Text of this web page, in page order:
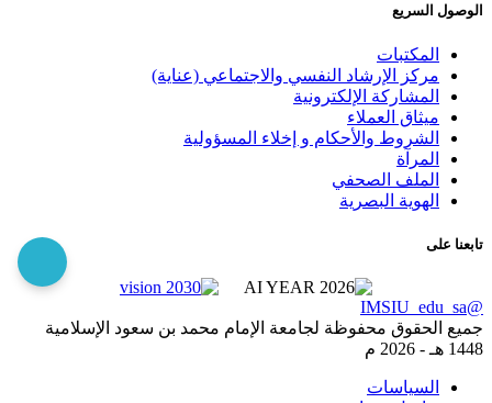
الوصول السريع
المكتبات
مركز الإرشاد النفسي والاجتماعي (عناية)
المشاركة الإلكترونية
ميثاق العملاء
الشروط والأحكام و إخلاء المسؤولية
المرآة
الملف الصحفي
الهوية البصرية
تابعنا على
@IMSIU_edu_sa
جميع الحقوق محفوظة لجامعة الإمام محمد بن سعود الإسلامية
1448 هـ -
2026 م
السياسات